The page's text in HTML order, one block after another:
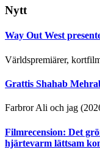
webbplatsen
Nytt
Way Out West
Världspremiärer,
Grattis Shahab
Farbror Ali och jag
Filmrecension: Det
hjärtevarm lättsam